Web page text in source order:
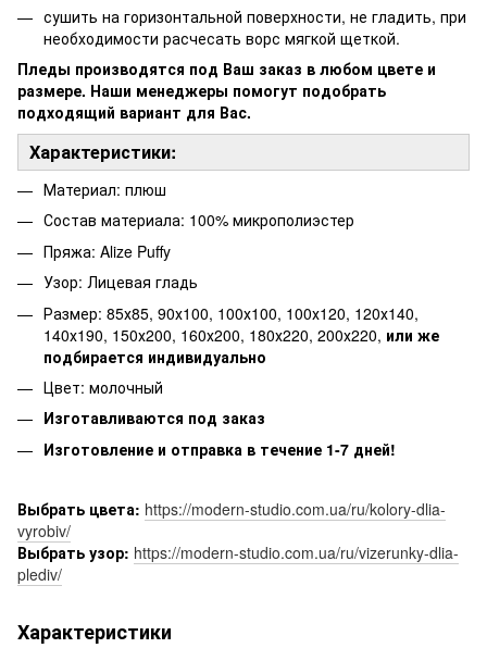
сушить на горизонтальной поверхности, не гладить, при
необходимости расчесать ворс мягкой щеткой.
Пледы производятся под Ваш заказ в любом цвете и
размере. Наши менеджеры помогут подобрать
подходящий вариант для Вас.
Характеристики:
Материал: плюш
Состав материала: 100% микрополиэстер
Пряжа: Alize Puffy
Узор: Лицевая гладь
Размер: 85х85, 90х100, 100х100, 100х120, 120х140,
140х190, 150х200, 160х200, 180х220, 200х220, или же
подбирается индивидуально
Цвет: молочный
Изготавливаются под заказ
Изготовление и отправка в течение 1-7 дней!
Выбрать цвета: https://modern-studio.com.ua/ru/kolory-dlia-
vyrobiv/
Выбрать узор: https://modern-studio.com.ua/ru/vizerunky-dlia-
plediv/
Характеристики